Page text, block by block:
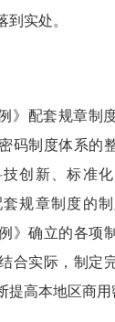
到实处。
》配套规章制
码制度体系的
创新、标准
规章制度的
》确立的各项
合实际，制定
提高本地区商用